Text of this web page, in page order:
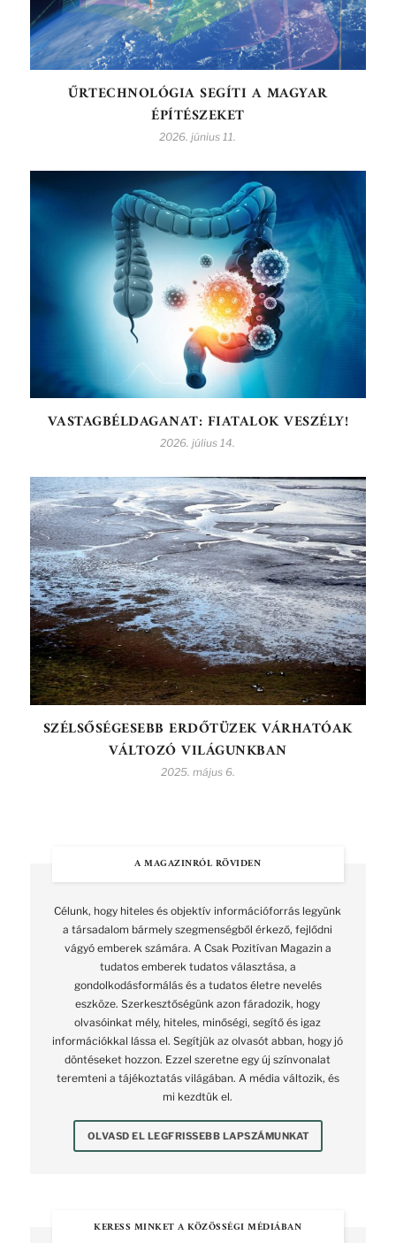
ŰRTECHNOLÓGIA SEGÍTI A MAGYAR
ÉPÍTÉSZEKET
2026. június 11.
VASTAGBÉLDAGANAT: FIATALOK VESZÉLY!
2026. július 14.
SZÉLSŐSÉGESEBB ERDŐTÜZEK VÁRHATÓAK
VÁLTOZÓ VILÁGUNKBAN
2025. május 6.
A MAGAZINRÓL RÖVIDEN
Célunk, hogy hiteles és objektív információforrás legyünk
a társadalom bármely szegmenségből érkező, fejlődni
vágyó emberek számára. A Csak Pozitívan Magazin a
tudatos emberek tudatos választása, a
gondolkodásformálás és a tudatos életre nevelés
eszköze. Szerkesztőségünk azon fáradozik, hogy
olvasóinkat mély, hiteles, minőségi, segítő és igaz
információkkal lássa el. Segítjük az olvasót abban, hogy jó
döntéseket hozzon. Ezzel szeretne egy új színvonalat
teremteni a tájékoztatás világában. A média változik, és
mi kezdtük el.
OLVASD EL LEGFRISSEBB LAPSZÁMUNKAT
KERESS MINKET A KÖZÖSSÉGI MÉDIÁBAN